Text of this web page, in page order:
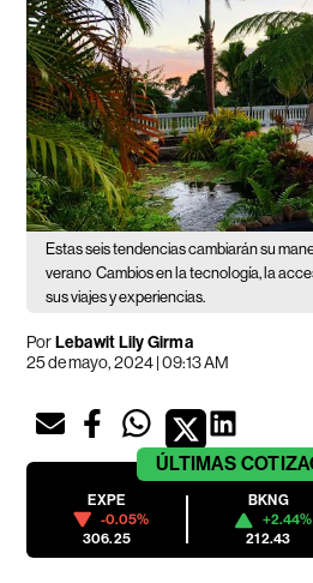
Estas seis tendencias cambiarán su
verano Cambios en la tecnología, la
sus viajes y experiencias.
PorLebawit Lily Girma
25 de mayo, 2024 | 09:13 AM
ÚLTIMAS
EXPE
-0.05%
306.25
BKNG
+2.44%
212.43